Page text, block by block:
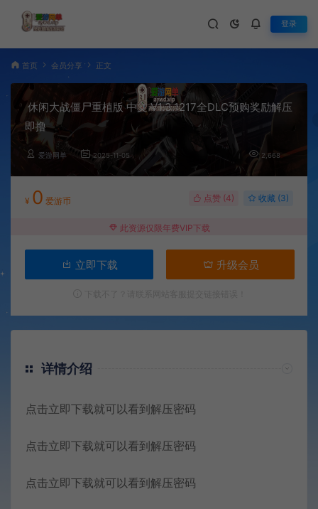
登录
首页 会员分享 正文
休闲大战僵尸重植版 中文 V1.3.1217全DLC预购奖励解压
即撸
爱游网单 2025-11-05 2,668
¥ 0 爱游币 点赞 (4) 收藏 (3)
此资源仅限年费VIP下载
立即下载 升级会员
详情介绍
点击立即下载就可以看到解压密码
点击立即下载就可以看到解压密码
点击立即下载就可以看到解压密码